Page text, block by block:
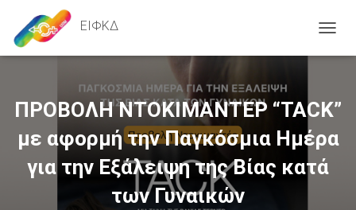
ΕΙΦΚΔ
ΠΡΟΒΟΛΗ ΝΤΟΚΙΜΑΝΤΕΡ “TACK”
με αφορμή την Παγκόσμια Ημέρα
για την Εξάλειψη της Βίας κατά
των Γυναικών